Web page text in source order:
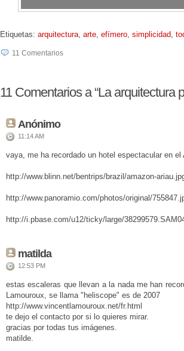
Etiquetas: arquitectura arte efímero simplicidad
11 Comentarios
11 Comentarios a “La arquitectura
Anónimo
11:14 AM
vaya, me ha recordado un hotel espectacular en el
http://www.blinn.net/bentrips/brazil/amazon-
http://www.panoramio.com/photos/original/
http://i.pbase.com/u12/ticky/large/
matilda
12:53 PM
estas escaleras que llevan a la nada me han
Lamouroux, se llama "heliscope" es de 2007
http://www.vincentlamouroux.net/fr.html
te dejo el contacto por si lo quieres mirar.
gracias por todas tus imágenes.
matilde.